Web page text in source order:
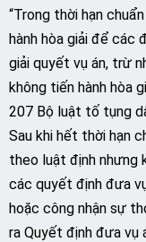
“Trong thời hạn
hành hòa giải để các
giải quyết vụ án, trừ
không tiến hành hòa
207 Bộ luật tố tụng
Sau khi hết thời hạn
theo luật định nhưng
các quyết định đưa
hoặc công nhận sự
ra Quyết định đưa